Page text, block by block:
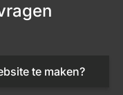
te maken?